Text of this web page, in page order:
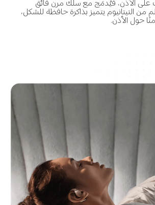
على الأذن، فيُدمَج مع سلك مرن فائق
بحجم 0,6 ملم من التيتانيوم يتميز بذاكرة حافظة للشكل،
حول الأذن.